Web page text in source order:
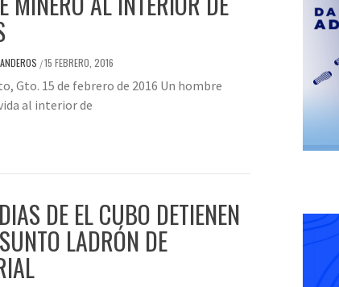
/15 FEBRERO, 2016
Gto. 15 de febrero de 2016 Un hombre
al interior de
DE EL CUBO DETIENEN
LADRÓN DE